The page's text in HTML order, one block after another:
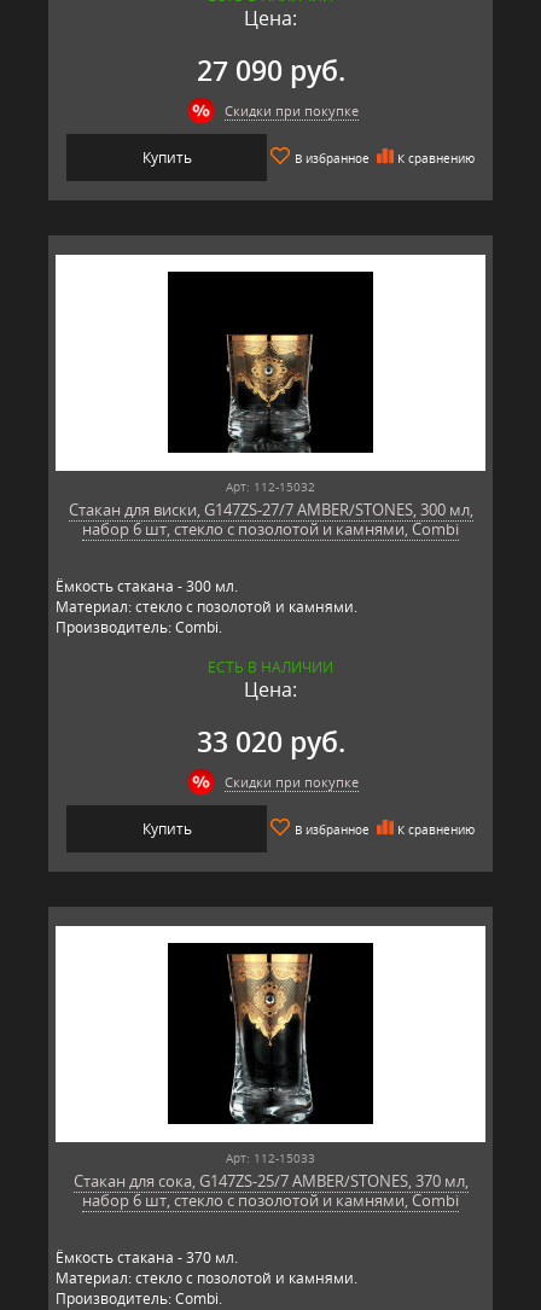
Цена:
27 090 руб.
Скидки при покупке
Купить В избранное К сравнению
Арт: 112-15032
Стакан для виски, G147ZS-27/7 AMBER/STONES, 300 мл,
набор 6 шт, стекло с позолотой и камнями, Combi
Ёмкость стакана - 300 мл.
Материал: стекло с позолотой и камнями.
Производитель: Combi.
ЕСТЬ В НАЛИЧИИ
Цена:
33 020 руб.
Скидки при покупке
Купить В избранное К сравнению
Арт: 112-15033
Стакан для сока, G147ZS-25/7 AMBER/STONES, 370 мл,
набор 6 шт, стекло с позолотой и камнями, Combi
Ёмкость стакана - 370 мл.
Материал: стекло с позолотой и камнями.
Производитель: Combi.